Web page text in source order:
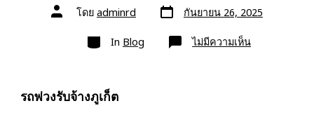
ผู้
เขียน โดย adminrd วัน
ที่
เรื่อง
กันยายน 26, 2025
หมวด
In Blog ไม่มีความเห็นบน
รถ
รถพ่วงรับจ้างภูเก็ต